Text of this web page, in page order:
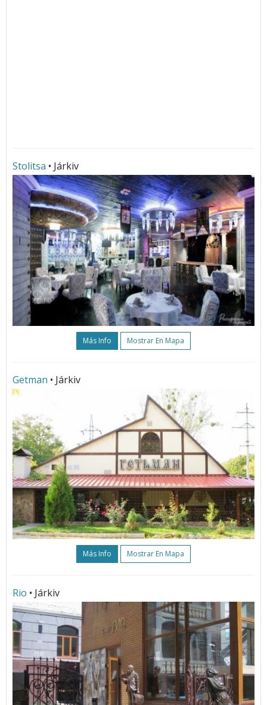
Stolitsa • Járkiv
Más Info Mostrar En Mapa
Getman • Járkiv
Más Info Mostrar En Mapa
Rio • Járkiv